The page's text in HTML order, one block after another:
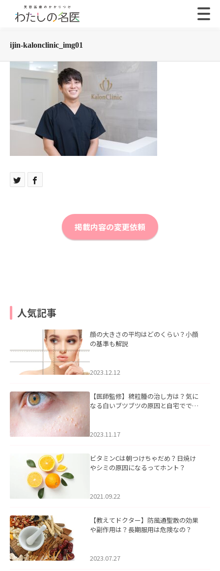
ijin-kalonclinic_img01
掲載内容の変更依頼
人気記事
顔の大きさの平均はどのくらい？小顔
の基準も解説
2023.12.12
【医師監修】稗粒腫の治し方は？気に
なる白いブツブツの原因と自宅ででき
2023.11.17
ビタミンCは朝つけちゃだめ？日焼け
やシミの原因になるってホント？
2021.09.22
【教えてドクター】防風通聖散の効果
や副作用は？長期服用は危険なの？
2023.07.27